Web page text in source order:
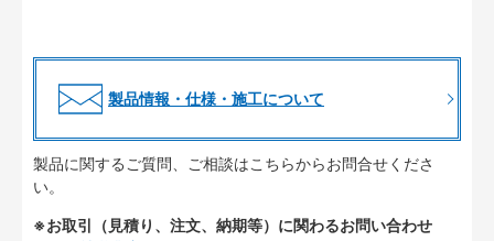
製品情報・仕様・施工について
製品に関するご質問、ご相談はこちらからお問合せくださ
い。
※お取引（見積り、注文、納期等）に関わるお問い合わせ